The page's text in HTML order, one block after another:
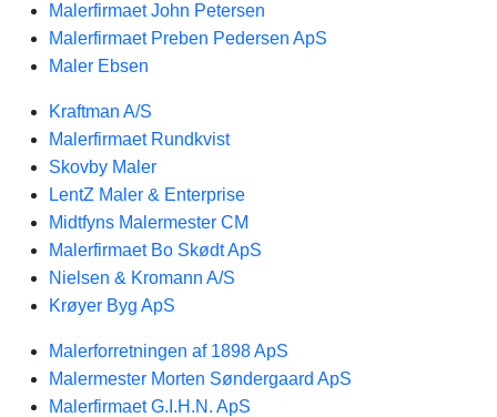
Malerfirmaet John Petersen
Malerfirmaet Preben Pedersen ApS
Maler Ebsen
Kraftman A/S
Malerfirmaet Rundkvist
Skovby Maler
LentZ Maler & Enterprise
Midtfyns Malermester CM
Malerfirmaet Bo Skødt ApS
Nielsen & Kromann A/S
Krøyer Byg ApS
Malerforretningen af 1898 ApS
Malermester Morten Søndergaard ApS
Malerfirmaet G.I.H.N. ApS